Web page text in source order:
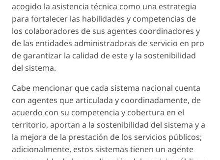
acogido la asistencia técnica como una estrategia
para fortalecer las habilidades y competencias de
los colaboradores de sus agentes coordinadores y
de las entidades administradoras de servicio en pro
de garantizar la calidad de este y la sostenibilidad
del sistema.
Cabe mencionar que cada sistema nacional cuenta
con agentes que articulada y coordinadamente, de
acuerdo con su competencia y cobertura en el
territorio, aportan a la sostenibilidad del sistema y a
la mejora de la prestación de los servicios públicos;
adicionalmente, estos sistemas tienen un agente